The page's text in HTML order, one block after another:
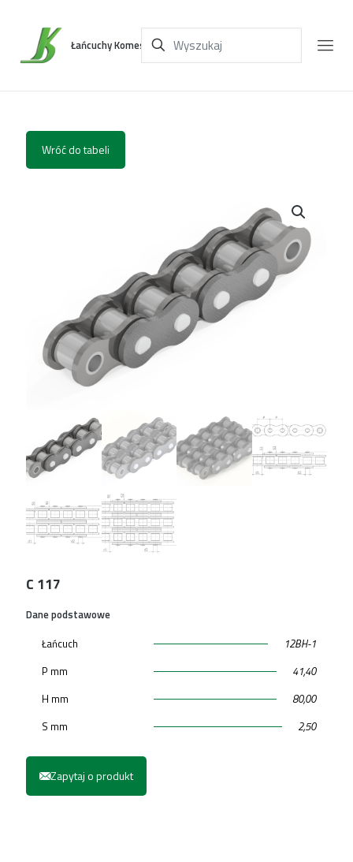
Łańcuchy Komes
Wróć do tabeli
C 117
Dane podstawowe
Łańcuch
12BH-1
P mm
41,40
H mm
80,00
S mm
2,50
Zapytaj o produkt